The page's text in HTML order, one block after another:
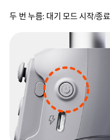
두 번 누름: 대기 모드 시작/종료